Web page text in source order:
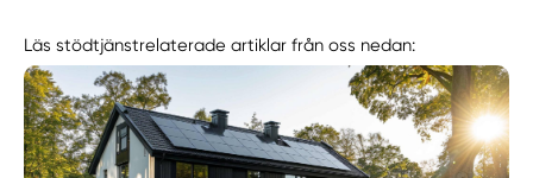
Läs stödtjänstrelaterade artiklar från oss nedan: